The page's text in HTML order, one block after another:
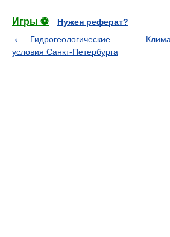
Игры ⚽
Нужен реферат?
Гидрогеологические
условия Санкт-Петербурга